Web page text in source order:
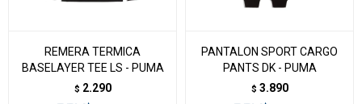
REMERA TERMICA
BASELAYER TEE LS - PUMA
$ 2.290
PANTALON SPORT CARGO
PANTS DK - PUMA
$ 3.890